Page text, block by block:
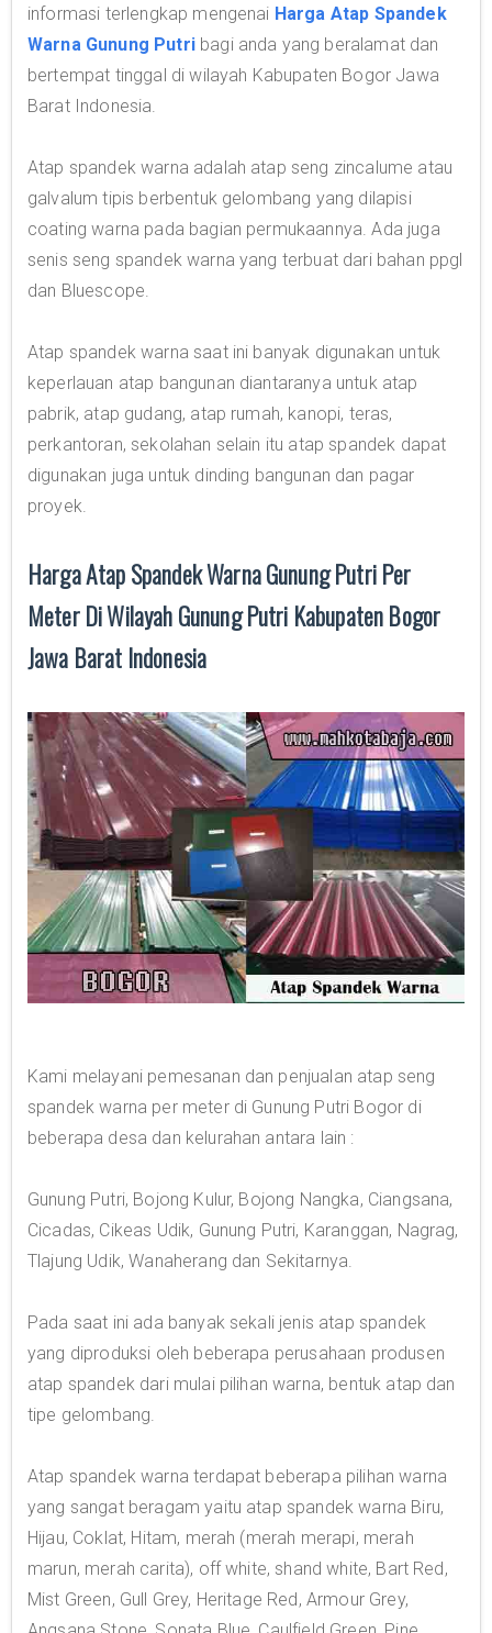
informasi terlengkap mengenai Harga Atap Spandek
Warna Gunung Putribagi anda yang beralamat dan
bertempat tinggal di wilayah Kabupaten Bogor Jawa
Barat Indonesia.
Atap spandek warna adalah atap seng zincalume atau
galvalum tipis berbentuk gelombang yang dilapisi
coating warna pada bagian permukaannya. Ada juga
senis seng spandek warna yang terbuat dari bahan ppgl
dan Bluescope.
Atap spandek warna saat ini banyak digunakan untuk
keperlauan atap bangunan diantaranya untuk atap
pabrik, atap gudang, atap rumah, kanopi, teras,
perkantoran, sekolahan selain itu atap spandek dapat
digunakan juga untuk dinding bangunan dan pagar
proyek.
Harga Atap Spandek Warna Gunung Putri Per
Meter Di Wilayah Gunung Putri Kabupaten Bogor
Jawa Barat Indonesia
Kami melayani pemesanan dan penjualan atap seng
spandek warna per meter di Gunung Putri Bogor di
beberapa desa dan kelurahan antara lain :
Gunung Putri, Bojong Kulur, Bojong Nangka, Ciangsana,
Cicadas, Cikeas Udik, Gunung Putri, Karanggan, Nagrag,
Tlajung Udik, Wanaherang dan Sekitarnya.
Pada saat ini ada banyak sekali jenis atap spandek
yang diproduksi oleh beberapa perusahaan produsen
atap spandek dari mulai pilihan warna, bentuk atap dan
tipe gelombang.
Atap spandek warna terdapat beberapa pilihan warna
yang sangat beragam yaitu atap spandek warna Biru,
Hijau, Coklat, Hitam, merah (merah merapi, merah
marun, merah carita), off white, shand white, Bart Red,
Mist Green, Gull Grey, Heritage Red, Armour Grey,